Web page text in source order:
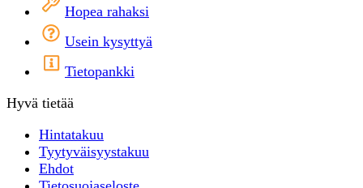
Hopea rahaksi
Usein kysyttyä
Tietopankki
Hyvä tietää
Hintatakuu
Tyytyväisyystakuu
Ehdot